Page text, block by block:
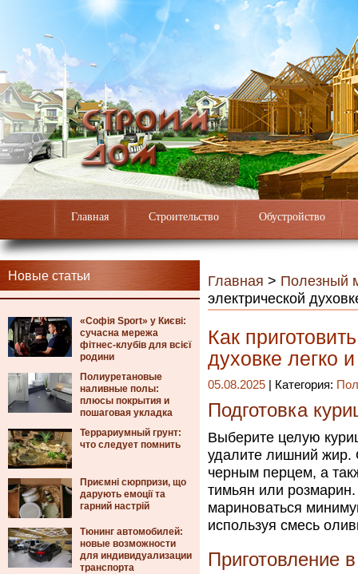
Главная Строительство Обустройство
Новые статьи
«Софія Sport» у Києві:
сучасна мережа
фітнес-клубів для всієї
родини
Полиуретановые
наливные полы:
плюсы покрытия и
пошаговая укладка
Террариумный грунт:
что следует помнить
Приємні сюрпризи, що
дарують емоції та
гарний настрій
Тюнинг автомобилей:
новые возможности
для индивидуализации
транспорта
Главная > Полезный
электрической
Как
духовке легко
05.08.2025 | Категория:
Подготовка
Выберите целую
удалите лишний жир.
черным перцем, а
тимьян или
мариноваться
используя смесь
Приготовление